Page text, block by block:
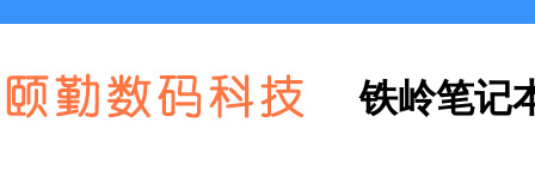
铁岭笔记